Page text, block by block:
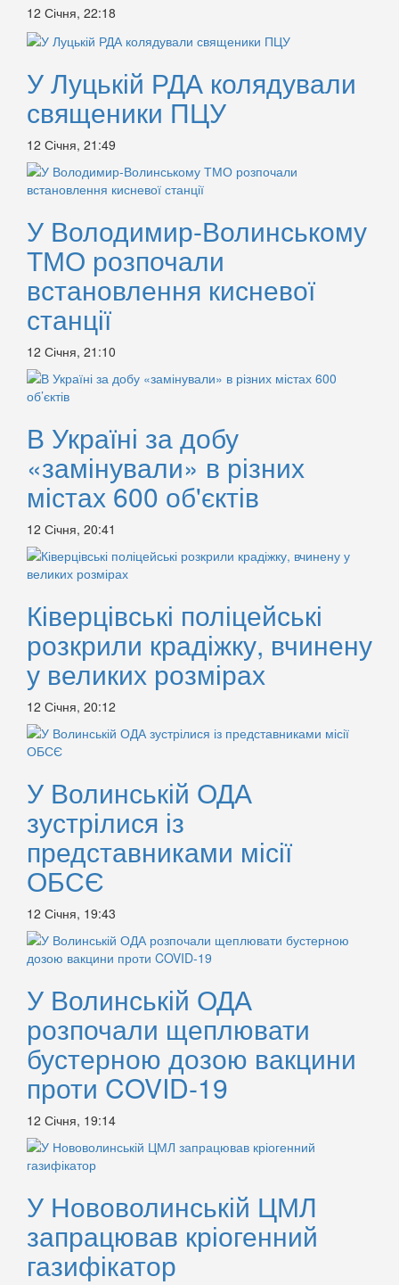
12 Січня, 22:18
У Луцькій РДА колядували
священики ПЦУ
12 Січня, 21:49
У Володимир-Волинському
ТМО розпочали
встановлення кисневої
станції
12 Січня, 21:10
В Україні за добу
«замінували» в різних
містах 600 об'єктів
12 Січня, 20:41
Ківерцівські поліцейські
розкрили крадіжку, вчинену
у великих розмірах
12 Січня, 20:12
У Волинській ОДА
зустрілися із
представниками місії
ОБСЄ
12 Січня, 19:43
У Волинській ОДА
розпочали щеплювати
бустерною дозою вакцини
проти COVID-19
12 Січня, 19:14
У Нововолинській ЦМЛ
запрацював кріогенний
газифікатор